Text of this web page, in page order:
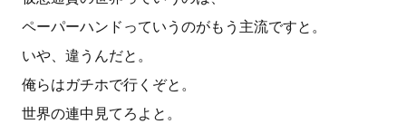
ペーパーハンドっていうのがもう主流ですと。
いや、違うんだと。
俺らはガチホで行くぞと。
世界の連中見てろよと。